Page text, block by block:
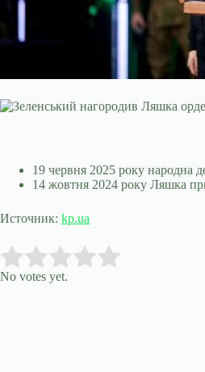
19 червня 2025 року народна
14 жовтня 2024 року Ляшка
Источник: kp.ua
Rate this item:
No votes yet.